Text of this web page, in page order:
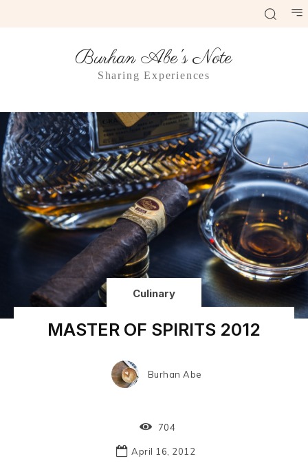
Burhan Abe's Note
Sharing Experiences
Culinary
MASTER OF SPIRITS 2012
Burhan Abe
704
April 16, 2012